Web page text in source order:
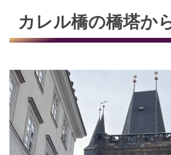
カレル橋の橋塔か